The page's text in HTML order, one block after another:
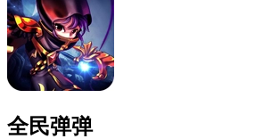
全民弹弹